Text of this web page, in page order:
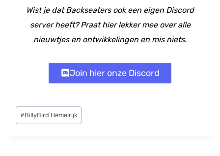
Wist je dat Backseaters ook een eigen Discord
server heeft? Praat hier lekker mee over alle
nieuwtjes en ontwikkelingen en mis niets.
Join hier onze Discord
Bericht
tags:
#BillyBird Hemelrijk